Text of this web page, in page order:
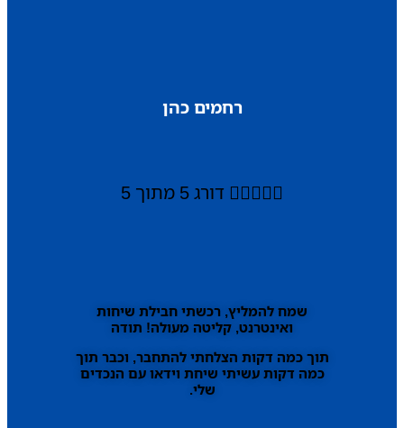
רחמים כהן
 דורג 5 מתוך 5
שמח להמליץ, רכשתי חבילת שיחות
ואינטרנט, קליטה מעולה! תודה
תוך כמה דקות הצלחתי להתחבר, וכבר תוך
כמה דקות עשיתי שיחת וידאו עם הנכדים
שלי.